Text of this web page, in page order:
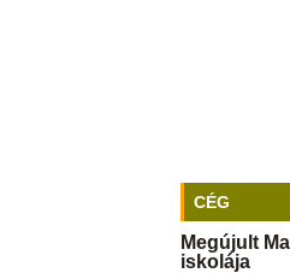
CÉG
Megújult
iskolája